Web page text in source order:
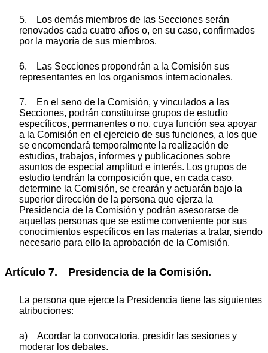
5. Los demás miembros de las Secciones serán
renovados cada cuatro años o, en su caso, confirmados
por la mayoría de sus miembros.
6. Las Secciones propondrán a la Comisión sus
representantes en los organismos internacionales.
7. En el seno de la Comisión, y vinculados a las
Secciones, podrán constituirse grupos de estudio
específicos, permanentes o no, cuya función sea apoyar
a la Comisión en el ejercicio de sus funciones, a los que
se encomendará temporalmente la realización de
estudios, trabajos, informes y publicaciones sobre
asuntos de especial amplitud e interés. Los grupos de
estudio tendrán la composición que, en cada caso,
determine la Comisión, se crearán y actuarán bajo la
superior dirección de la persona que ejerza la
Presidencia de la Comisión y podrán asesorarse de
aquellas personas que se estime conveniente por sus
conocimientos específicos en las materias a tratar, siendo
necesario para ello la aprobación de la Comisión.
Artículo 7. Presidencia de la Comisión.
La persona que ejerce la Presidencia tiene las siguientes
atribuciones:
a) Acordar la convocatoria, presidir las sesiones y
moderar los debates.